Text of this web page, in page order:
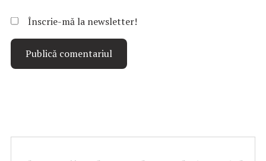
Înscrie-mă la newsletter!